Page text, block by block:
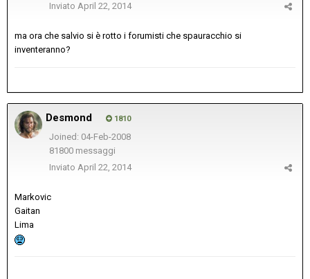
Inviato April 22, 2014
ma ora che salvio si è rotto i forumisti che spauracchio si
inventeranno?
Desmond 1810
Joined: 04-Feb-2008
81800 messaggi
Inviato April 22, 2014
Markovic
Gaitan
Lima